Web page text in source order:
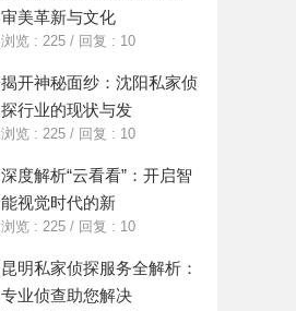
审美革新与文化
浏览 : 225 / 回复 : 10
揭开神秘面纱：沈阳私家侦
探行业的现状与发
浏览 : 225 / 回复 : 10
深度解析“云看看”：开启智
能视觉时代的新
浏览 : 225 / 回复 : 10
昆明私家侦探服务全解析：
专业侦查助您解决